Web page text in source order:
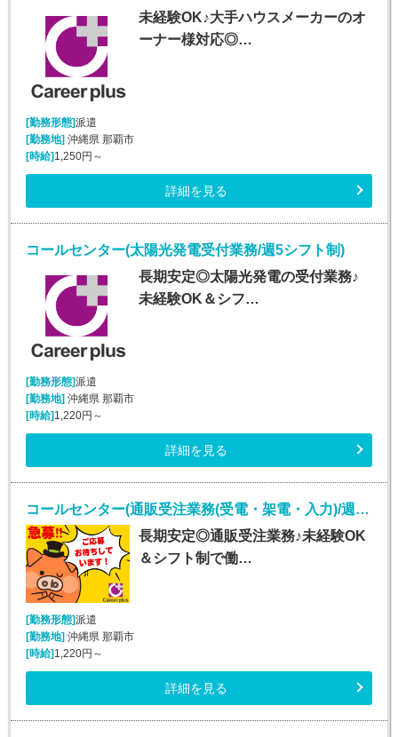
未経験OK♪大手ハウスメーカーのオ
ーナー様対応◎…
[勤務形態]派遣
[勤務地] 沖縄県 那覇市
[時給] 1,250円～
詳細を見る
コールセンター(太陽光発電受付業務/週5シフト制)
長期安定◎太陽光発電の受付業務♪
未経験OK＆シフ…
[勤務形態]派遣
[勤務地] 沖縄県 那覇市
[時給] 1,220円～
詳細を見る
コールセンター(通販受注業務(受電・架電・入力)/週5シフト制)
長期安定◎通販受注業務♪未経験OK
＆シフト制で働…
[勤務形態]派遣
[勤務地] 沖縄県 那覇市
[時給] 1,220円～
詳細を見る